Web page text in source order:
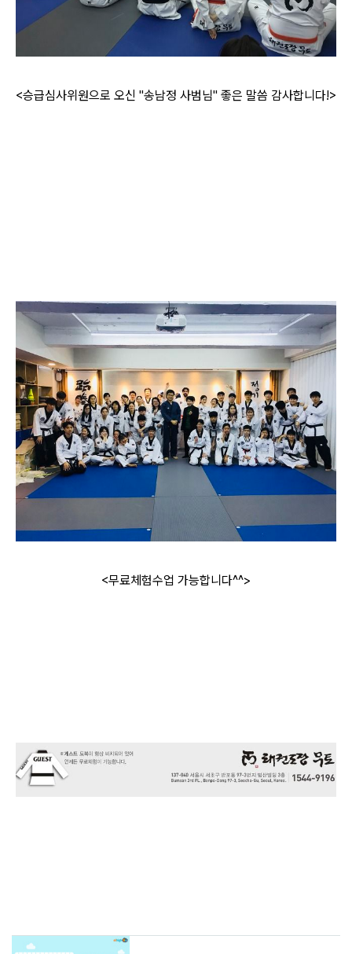
<승급심사위원으로 오신 "송남정 사범님" 좋은 말씀 감사합니다!>
<무료체험수업 가능합니다^^>